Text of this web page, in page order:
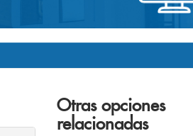
Otras opciones
relacionadas